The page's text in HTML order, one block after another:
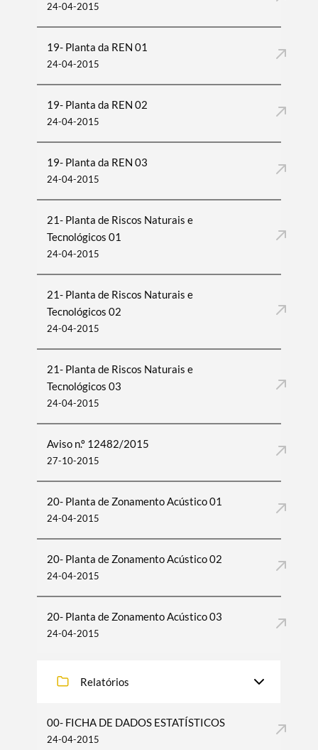
24-04-2015
19- Planta da REN 01
24-04-2015
19- Planta da REN 02
24-04-2015
19- Planta da REN 03
24-04-2015
21- Planta de Riscos Naturais e
Tecnológicos 01
24-04-2015
21- Planta de Riscos Naturais e
Tecnológicos 02
24-04-2015
21- Planta de Riscos Naturais e
Tecnológicos 03
24-04-2015
Aviso n.º 12482/2015
27-10-2015
20- Planta de Zonamento Acústico 01
24-04-2015
20- Planta de Zonamento Acústico 02
24-04-2015
20- Planta de Zonamento Acústico 03
24-04-2015
Relatórios
00- FICHA DE DADOS ESTATÍSTICOS
24-04-2015